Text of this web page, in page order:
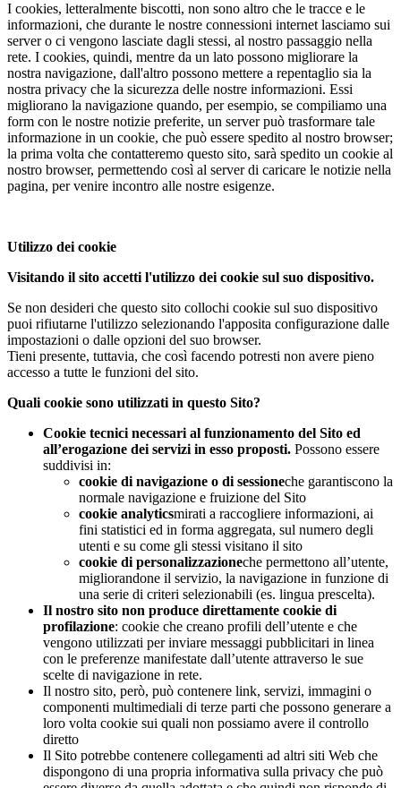
I cookies, letteralmente biscotti, non sono altro che le tracce e le
informazioni, che durante le nostre connessioni internet lasciamo sui
server o ci vengono lasciate dagli stessi, al nostro passaggio nella
rete. I cookies, quindi, mentre da un lato possono migliorare la
nostra navigazione, dall'altro possono mettere a repentaglio sia la
nostra privacy che la sicurezza delle nostre informazioni. Essi
migliorano la navigazione quando, per esempio, se compiliamo una
form con le nostre notizie preferite, un server può trasformare tale
informazione in un cookie, che può essere spedito al nostro browser;
la prima volta che contatteremo questo sito, sarà spedito un cookie al
nostro browser, permettendo così al server di caricare le notizie nella
pagina, per venire incontro alle nostre esigenze.
Utilizzo dei cookie
Visitando il sito accetti l'utilizzo dei cookie sul suo dispositivo.
Se non desideri che questo sito collochi cookie sul suo dispositivo
puoi rifiutarne l'utilizzo selezionando l'apposita configurazione dalle
impostazioni o dalle opzioni del suo browser.
Tieni presente, tuttavia, che così facendo potresti non avere pieno
accesso a tutte le funzioni del sito.
Quali cookie sono utilizzati in questo Sito?
Cookie tecnici necessari al funzionamento del Sito ed
all’erogazione dei servizi in esso proposti. Possono essere
suddivisi in:
cookie di navigazione o di sessioneche garantiscono la
normale navigazione e fruizione del Sito
cookie analyticsmirati a raccogliere informazioni, ai
fini statistici ed in forma aggregata, sul numero degli
utenti e su come gli stessi visitano il sito
cookie di personalizzazioneche permettono all’utente,
migliorandone il servizio, la navigazione in funzione di
una serie di criteri selezionabili (es. lingua prescelta).
Il nostro sito non produce direttamente cookie di
profilazione: cookie che creano profili dell’utente e che
vengono utilizzati per inviare messaggi pubblicitari in linea
con le preferenze manifestate dall’utente attraverso le sue
scelte di navigazione in rete.
Il nostro sito, però, può contenere link, servizi, immagini o
componenti multimediali di terze parti che possono generare a
loro volta cookie sui quali non possiamo avere il controllo
diretto
Il Sito potrebbe contenere collegamenti ad altri siti Web che
dispongono di una propria informativa sulla privacy che può